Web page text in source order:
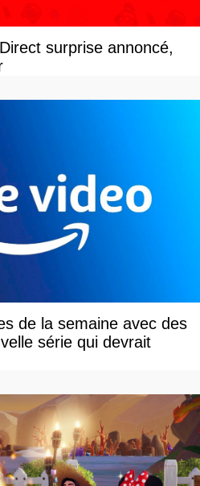
surprise annoncé,
de la semaine avec des
série qui devrait